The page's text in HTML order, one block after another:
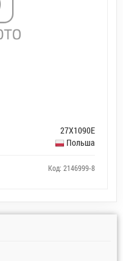
27X1090E
Польша
Код: 2146999-8